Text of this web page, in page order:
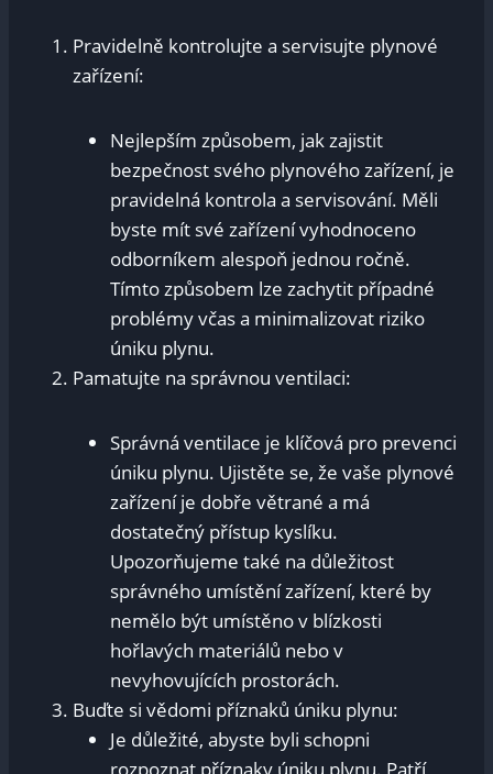
Pravidelně kontrolujte a servisujte plynové
zařízení:
Nejlepším způsobem, jak zajistit
bezpečnost svého plynového zařízení, je
pravidelná kontrola a servisování. Měli
byste mít své zařízení vyhodnoceno
odborníkem alespoň jednou ročně.
Tímto způsobem lze zachytit případné
problémy včas a minimalizovat riziko
úniku plynu.
Pamatujte na správnou ventilaci:
Správná ventilace je klíčová pro prevenci
úniku plynu. Ujistěte se, že vaše plynové
zařízení je dobře větrané a má
dostatečný přístup kyslíku.
Upozorňujeme také na důležitost
správného umístění zařízení, které by
nemělo být umístěno v blízkosti
hořlavých materiálů nebo v
nevyhovujících prostorách.
Buďte si vědomi příznaků úniku plynu:
Je důležité, abyste byli schopni